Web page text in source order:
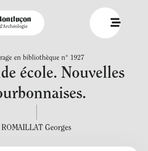
en bibliothèque n° 1927
école. Nouvelles
ROMAILLAT Georges